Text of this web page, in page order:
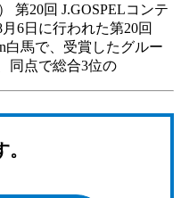
第20回 J.GOSPELコンテ
6日に行われた第20回
白馬で、受賞したグルー
同点で総合3位の